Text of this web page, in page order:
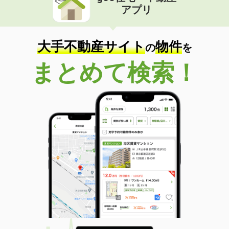
アプリ
大手不動産サイトの物件を
まとめて検索！